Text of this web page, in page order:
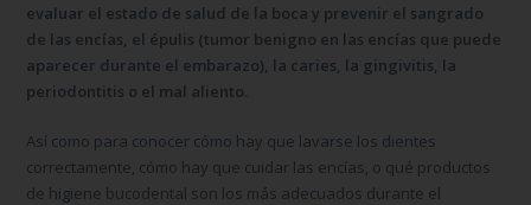
evaluar el estado de salud de la boca y prevenir el sangrado
de las encías, el épulis (tumor benigno en las encías que puede
aparecer durante el embarazo), la caries, la gingivitis, la
periodontitis o el mal aliento.
Así como para conocer cómo hay que lavarse los dientes
correctamente, cómo hay que cuidar las encías, o qué productos
de higiene bucodental son los más adecuados durante el